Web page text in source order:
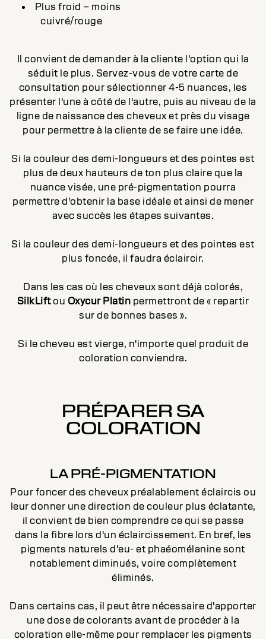
Plus froid – moins
cuivré/rouge
Il convient de demander à la cliente l'option qui la
séduit le plus. Servez-vous de votre carte de
consultation pour sélectionner 4-5 nuances, les
présenter l'une à côté de l'autre, puis au niveau de la
ligne de naissance des cheveux et près du visage
pour permettre à la cliente de se faire une idée.
Si la couleur des demi-longueurs et des pointes est
plus de deux hauteurs de ton plus claire que la
nuance visée, une pré-pigmentation pourra
permettre d'obtenir la base idéale et ainsi de mener
avec succès les étapes suivantes.
Si la couleur des demi-longueurs et des pointes est
plus foncée, il faudra éclaircir.
Dans les cas où les cheveux sont déjà colorés,
SilkLiftou Oxycur Platin permettront de « repartir
sur de bonnes bases ».
Si le cheveu est vierge, n'importe quel produit de
coloration conviendra.
PRÉPARER SA
COLORATION
LA PRÉ-PIGMENTATION
Pour foncer des cheveux préalablement éclaircis ou
leur donner une direction de couleur plus éclatante,
il convient de bien comprendre ce qui se passe
dans la fibre lors d'un éclaircissement. En bref, les
pigments naturels d'eu- et phaéomélanine sont
notablement diminués, voire complètement
éliminés.
Dans certains cas, il peut être nécessaire d'apporter
une dose de colorants avant de procéder à la
coloration elle-même pour remplacer les pigments